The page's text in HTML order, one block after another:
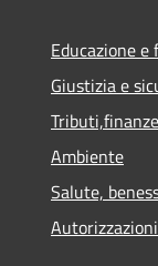
Educazione e
Giustizia e
Ambiente
Salute,
Autorizzazioni